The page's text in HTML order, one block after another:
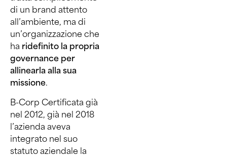
di un brand attento
all’ambiente, ma di
un’organizzazione che
ha ridefinito la propria
governance per
allinearla alla sua
missione.
B-Corp Certificata già
nel 2012, già nel 2018
l’azienda aveva
integrato nel suo
statuto aziendale la